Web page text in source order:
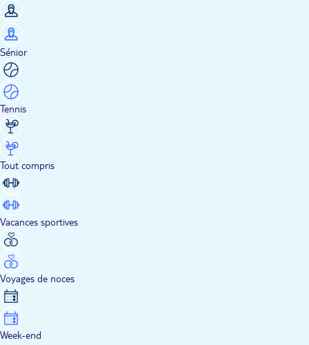
Sénior
Tennis
Tout compris
Vacances sportives
Voyages de noces
Week-end